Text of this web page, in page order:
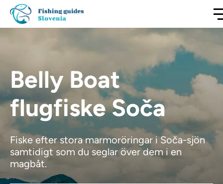
Belly Boat
flugfiske Soča
Fiske efter stora marmoröringar i Soča-sjön
samtidigt som du seglar över dem i en
magbåt.